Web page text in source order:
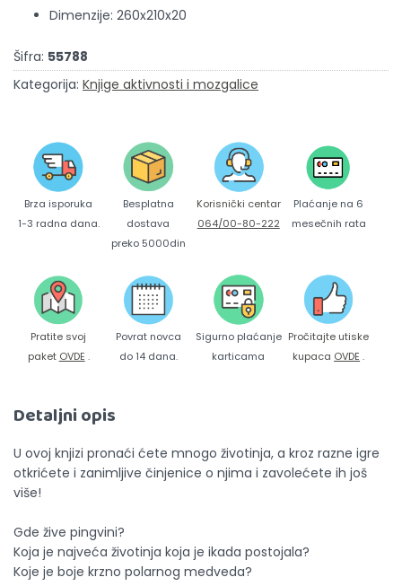
Dimenzije: 260x210x20
Šifra: 55788
Kategorija: Knjige aktivnosti i mozgalice
Brza isporuka
1-3 radna dana.
Besplatna
dostava
preko 5000din
Korisnički centar
064/00-80-222
Plaćanje na 6
mesečnih rata
Pratite svoj
paket OVDE .
Povrat novca
do 14 dana.
Sigurno plaćanje
karticama
Pročitajte utiske
kupaca OVDE .
Detaljni opis
U ovoj knjizi pronaći ćete mnogo životinja, a kroz razne igre
otkrićete i zanimljive činjenice o njima i zavolećete ih još
više!
Gde žive pingvini?
Koja je najveća životinja koja je ikada postojala?
Koje je boje krzno polarnog medveda?